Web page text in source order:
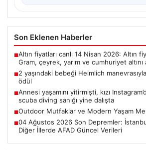
Son Eklenen Haberler
■Altın fiyatları canlı 14 Nisan 2026: Altın
Gram, çeyrek, yarım ve cumhuriyet altını
■2 yaşındaki bebeği Heimlich
ödül
■Annesi yaşamını yitirmişti, kızı
scuba diving sanığı yine dalışta
■Outdoor Mutfaklar ve Modern Yaşam
■04 Ağustos 2026 Son Depremler:
Diğer İllerde AFAD Güncel Verileri